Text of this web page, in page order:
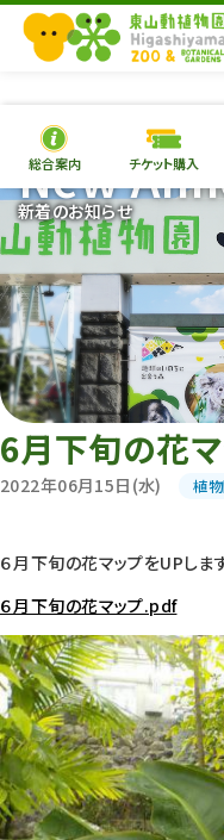
総合案内 チケット購入
新着のお知らせ
New
6月下旬の花
2022年06月15日(水) 植
６月下旬の花マップをUPします
６月下旬の花マップ.pdf